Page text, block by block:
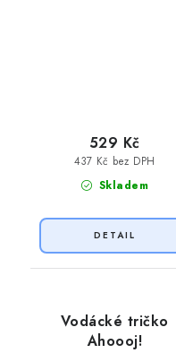
Skladem
437 Kč bez DPH
529 Kč
Vodácké tričko
Ahoooj!